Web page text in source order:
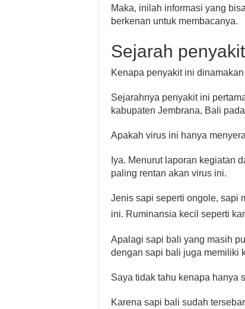
Maka, inilah informasi yang
berkenan untuk membacanya.
Sejarah
Kenapa penyakit ini
Sejarahnya penyakit ini
kabupaten Jembrana, Bali
Apakah virus ini hanya
Iya. Menurut laporan kegiatan
paling rentan akan virus ini.
Jenis sapi seperti ongole, sapi
ini. Ruminansia kecil seperti
Apalagi sapi bali yang masih
dengan sapi bali juga memiliki
Saya tidak tahu kenapa hanya
Karena sapi bali sudah